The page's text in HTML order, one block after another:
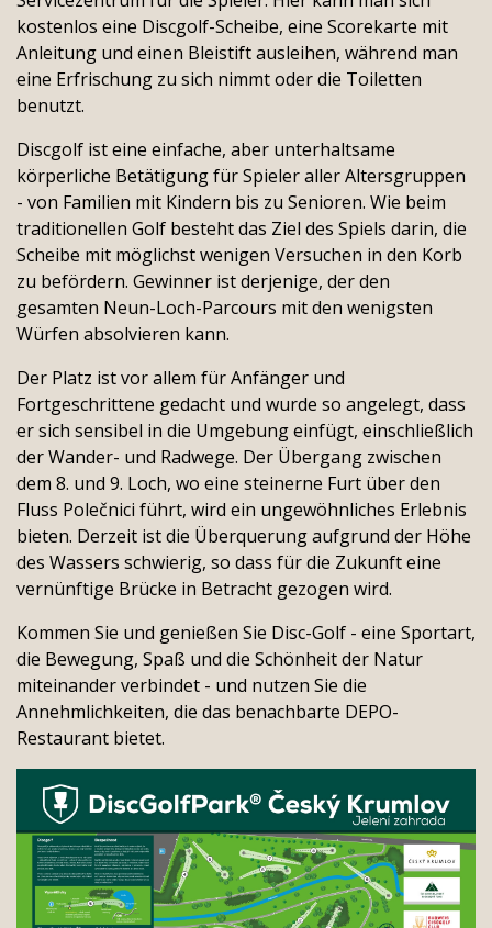
kostenlos eine Discgolf-Scheibe, eine Scorekarte mit
Anleitung und einen Bleistift ausleihen, während man
eine Erfrischung zu sich nimmt oder die Toiletten
benutzt.
Discgolf ist eine einfache, aber unterhaltsame
körperliche Betätigung für Spieler aller Altersgruppen
- von Familien mit Kindern bis zu Senioren. Wie beim
traditionellen Golf besteht das Ziel des Spiels darin, die
Scheibe mit möglichst wenigen Versuchen in den Korb
zu befördern. Gewinner ist derjenige, der den
gesamten Neun-Loch-Parcours mit den wenigsten
Würfen absolvieren kann.
Der Platz ist vor allem für Anfänger und
Fortgeschrittene gedacht und wurde so angelegt, dass
er sich sensibel in die Umgebung einfügt, einschließlich
der Wander- und Radwege. Der Übergang zwischen
dem 8. und 9. Loch, wo eine steinerne Furt über den
Fluss Polečnici führt, wird ein ungewöhnliches Erlebnis
bieten. Derzeit ist die Überquerung aufgrund der Höhe
des Wassers schwierig, so dass für die Zukunft eine
vernünftige Brücke in Betracht gezogen wird.
Kommen Sie und genießen Sie Disc-Golf - eine Sportart,
die Bewegung, Spaß und die Schönheit der Natur
miteinander verbindet - und nutzen Sie die
Annehmlichkeiten, die das benachbarte DEPO-
Restaurant bietet.